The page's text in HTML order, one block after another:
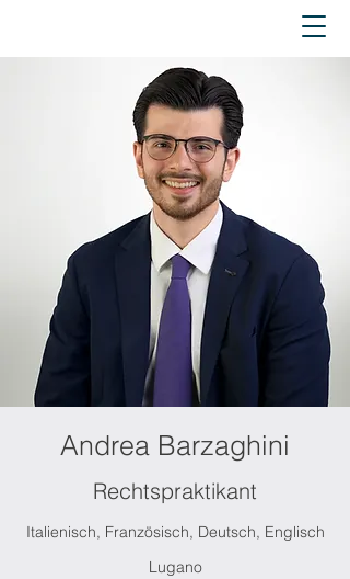
Andrea Barzaghini
Rechtspraktikant
Italienisch, Französisch, Deutsch, Englisch
Lugano